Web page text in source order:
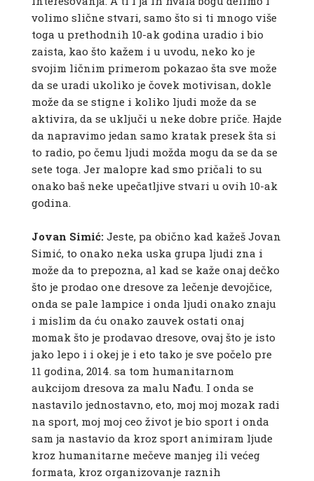
volimo slične stvari, samo što si ti mnogo više
toga u prethodnih 10-ak godina uradio i bio
zaista, kao što kažem i u uvodu, neko ko je
svojim ličnim primerom pokazao šta sve može
da se uradi ukoliko je čovek motivisan, dokle
može da se stigne i koliko ljudi može da se
aktivira, da se uključi u neke dobre priče. Hajde
da napravimo jedan samo kratak presek šta si
to radio, po čemu ljudi možda mogu da se da se
sete toga. Jer malopre kad smo pričali to su
onako baš neke upečatljive stvari u ovih 10-ak
godina.
Jovan Simić:Jeste, pa obično kad kažeš Jovan
Simić, to onako neka uska grupa ljudi zna i
može da to prepozna, al kad se kaže onaj dečko
što je prodao one dresove za lečenje devojčice,
onda se pale lampice i onda ljudi onako znaju
i mislim da ću onako zauvek ostati onaj
momak što je prodavao dresove, ovaj što je isto
jako lepo i i okej je i eto tako je sve počelo pre
11 godina, 2014. sa tom humanitarnom
aukcijom dresova za malu Nađu. I onda se
nastavilo jednostavno, eto, moj moj mozak radi
na sport, moj moj ceo život je bio sport i onda
sam ja nastavio da kroz sport animiram ljude
kroz humanitarne mečeve manjeg ili većeg
formata, kroz organizovanje raznih